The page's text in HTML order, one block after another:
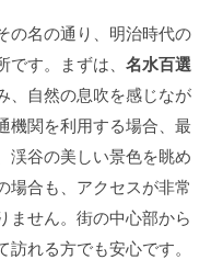
の名の通り、明治時代の
す。まずは、 名水百選
、自然の息吹を感じなが
機関を利用する場合、最
渓谷の美しい景色を眺め
場合も、アクセスが非常
ません。街の中心部から
れる方でも安心です。